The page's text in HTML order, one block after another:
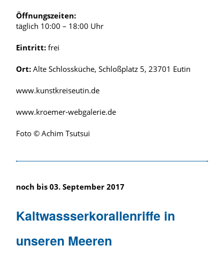
Öffnungszeiten:
täglich 10:00 – 18:00 Uhr
Eintritt: frei
Ort: Alte Schlossküche, Schloßplatz 5, 23701 Eutin
www.kunstkreiseutin.de
www.kroemer-webgalerie.de
Foto © Achim Tsutsui
noch bis 03. September 2017
Kaltwassserkorallenriffe in
unseren Meeren